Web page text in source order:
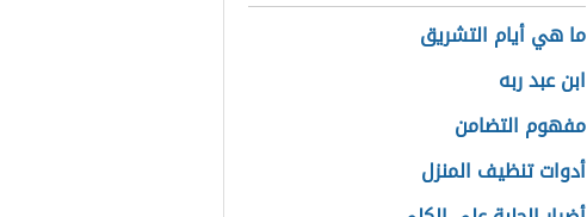
ما هي أيام التشريق
ابن عبد ربه
مفهوم التضامن
أدوات تنظيف المنزل